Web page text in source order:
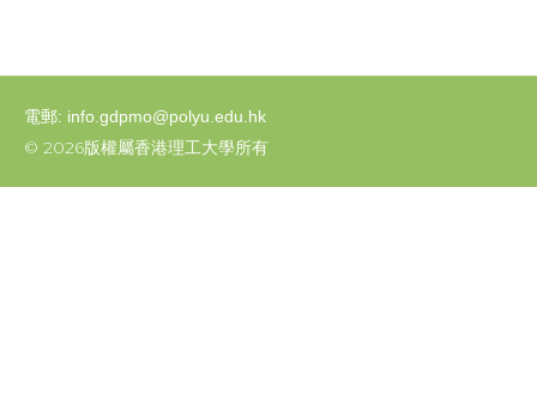
電郵: info.gdpmo@polyu.edu.hk
© 2026版權屬香港理工大學所有